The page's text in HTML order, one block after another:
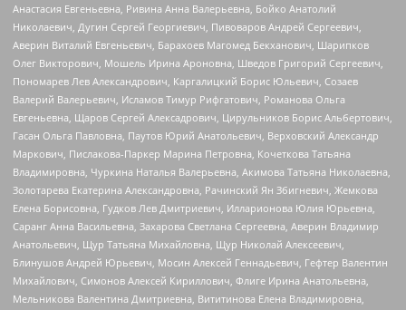
Анастасия Евгеньевна, Ривина Анна Валерьевна, Бойко Анатолий
Николаевич, Дугин Сергей Георгиевич, Пивоваров Андрей Сергеевич,
Аверин Виталий Евгеньевич, Барахоев Магомед Бекханович, Шарипков
Олег Викторович, Мошель Ирина Ароновна, Шведов Григорий Сергеевич,
Пономарев Лев Александрович, Каргалицкий Борис Юльевич, Созаев
Валерий Валерьевич, Исламов Тимур Рифгатович, Романова Ольга
Евгеньевна, Щаров Сергей Алексадрович, Цирульников Борис Альбертович,
Гасан Ольга Павловна, Паутов Юрий Анатольевич, Верховский Александр
Маркович, Пислакова-Паркер Марина Петровна, Кочеткова Татьяна
Владимировна, Чуркина Наталья Валерьевна, Акимова Татьяна Николаевна,
Золотарева Екатерина Александровна, Рачинский Ян Збигневич, Жемкова
Елена Борисовна, Гудков Лев Дмитриевич, Илларионова Юлия Юрьевна,
Саранг Анна Васильевна, Захарова Светлана Сергеевна, Аверин Владимир
Анатольевич, Щур Татьяна Михайловна, Щур Николай Алексеевич,
Блинушов Андрей Юрьевич, Мосин Алексей Геннадьевич, Гефтер Валентин
Михайлович, Симонов Алексей Кириллович, Флиге Ирина Анатольевна,
Мельникова Валентина Дмитриевна, Вититинова Елена Владимировна,